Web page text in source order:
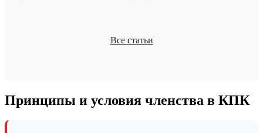
Все статьи
Принципы и условия членства в КПК